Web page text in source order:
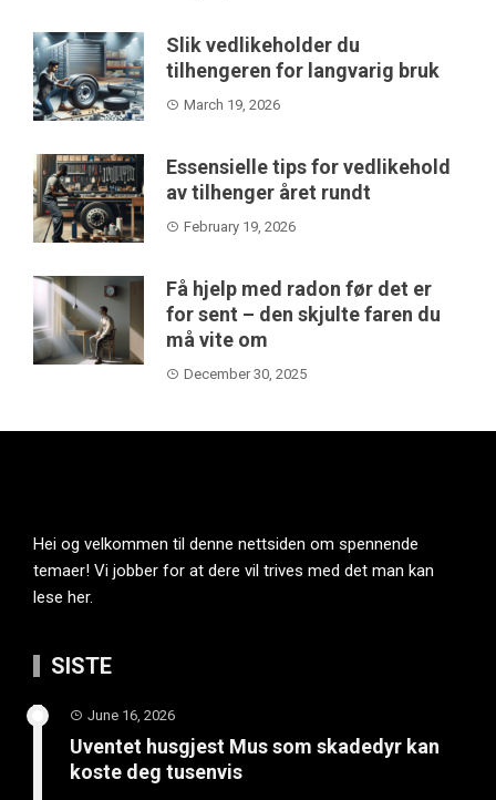
Slik vedlikeholder du
tilhengeren for langvarig bruk
March 19, 2026
Essensielle tips for vedlikehold
av tilhenger året rundt
February 19, 2026
Få hjelp med radon før det er
for sent – den skjulte faren du
må vite om
December 30, 2025
Hei og velkommen til denne nettsiden om spennende
temaer! Vi jobber for at dere vil trives med det man kan
lese her.
SISTE
June 16, 2026
Uventet husgjest Mus som skadedyr kan
koste deg tusenvis